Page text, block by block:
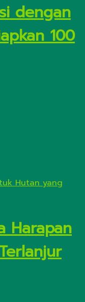
dengan
100
Harapan